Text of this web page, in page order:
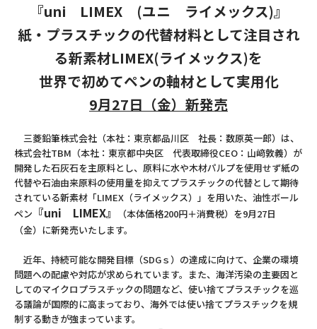
『uni LIMEX (ユニ ライメックス)』
紙・プラスチックの代替材料として注目され
る新素材LIMEX(ライメックス)を
世界で初めてペンの軸材として実用化
9月27日（金）新発売
三菱鉛筆株式会社（本社：東京都品川区 社長：数原英一郎）は、
株式会社TBM（本社：東京都中央区 代表取締役CEO：山﨑敦義）が
開発した石灰石を主原料とし、原料に水や木材パルプを使用せず紙の
代替や石油由来原料の使用量を抑えてプラスチックの代替として期待
されている新素材「LIMEX（ライメックス）」を用いた、油性ボール
ペン 『uni LIMEX』
（本体価格200円＋消費税）を9月27日
（金）に新発売いたします。
近年、持続可能な開発目標（SDGｓ）の達成に向けて、企業の環境
問題への配慮や対応が求められています。また、海洋汚染の主要因と
してのマイクロプラスチックの問題など、使い捨てプラスチックを巡
る議論が国際的に高まっており、海外では使い捨てプラスチックを規
制する動きが強まっています。